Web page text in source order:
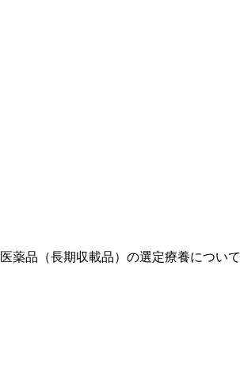
薬品（長期収載品）の選定療養について